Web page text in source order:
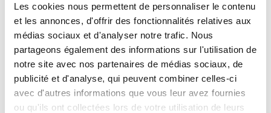
Les cookies nous permettent de personnaliser le contenu
et les annonces, d'offrir des fonctionnalités relatives aux
médias sociaux et d'analyser notre trafic. Nous
partageons également des informations sur l'utilisation de
notre site avec nos partenaires de médias sociaux, de
publicité et d'analyse, qui peuvent combiner celles-ci
avec d'autres informations que vous leur avez fournies
ou qu'ils ont collectées lors de votre utilisation de leurs